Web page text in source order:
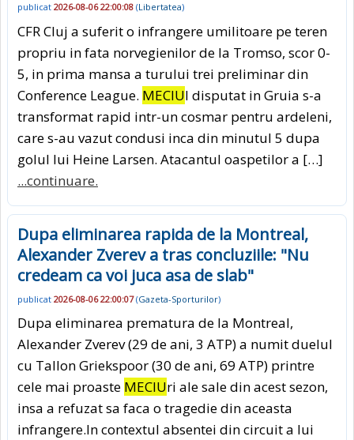
publicat 2026-08-06 22:00:08 (Libertatea)
CFR Cluj a suferit o infrangere umilitoare pe teren
propriu in fata norvegienilor de la Tromso, scor 0-
5, in prima mansa a turului trei preliminar din
Conference League. MECIUl disputat in Gruia s-a
transformat rapid intr-un cosmar pentru ardeleni,
care s-au vazut condusi inca din minutul 5 dupa
golul lui Heine Larsen. Atacantul oaspetilor a […]
...continuare.
Dupa eliminarea rapida de la Montreal,
Alexander Zverev a tras concluziile: "Nu
credeam ca voi juca asa de slab"
publicat 2026-08-06 22:00:07(Gazeta-Sporturilor)
Dupa eliminarea prematura de la Montreal,
Alexander Zverev (29 de ani, 3 ATP) a numit duelul
cu Tallon Griekspoor (30 de ani, 69 ATP) printre
cele mai proaste MECIUri ale sale din acest sezon,
insa a refuzat sa faca o tragedie din aceasta
infrangere.In contextul absentei din circuit a lui